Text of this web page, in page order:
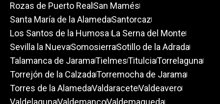
Rozas de Puerto Real San Mamés
Santa María de la AlamedaSantorcaz
Los Santos de la Humosa La Serna del Monte
Sevilla la NuevaSomosierraSotillo de la Adrada
Talamanca de JaramaTielmesTitulciaTorrelaguna
Torrejón de la CalzadaTorremocha de Jarama
Torres de la AlamedaValdaraceteValdeavero
ValdelagunaValdemancoValdemaqueda